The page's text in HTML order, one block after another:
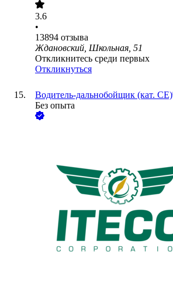
3.6
•
13894 отзыва
Ждановский, Школьная, 51
Откликнитесь среди первых
Откликнуться
Водитель-дальнобойщик (кат. CE)
Без опыта